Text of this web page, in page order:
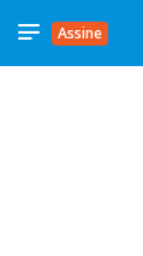
Assine